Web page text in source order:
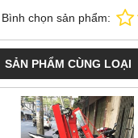
Bình chọn sản phẩm:
SẢN PHẨM CÙNG LOẠI